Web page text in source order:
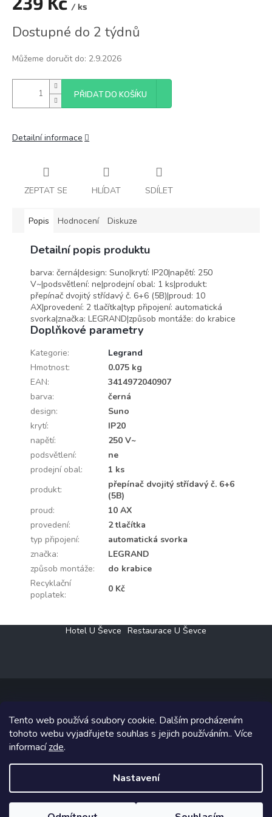
Tento web používá soubory cookie. Dalším procházením
tohoto webu vyjadřujete souhlas s jejich používáním.. Více
informacízde.
Nastavení
/ ks
cena:
Dostupné do 2 týdnů
Můžeme doručit do: 2.9.2026
PŘIDAT DO KOŠÍKU
Detailní informace
ZEPTAT SE HLÍDAT SDÍLET
Popis Hodnocení Diskuze
Detailní popis produktu
barva: černá|design: Suno|krytí: IP20|napětí: 250
V~|podsvětlení: ne|prodejní obal: 1 ks|produkt:
přepínač dvojitý střídavý č. 6+6 (5B)|proud: 10
AX|provedení: 2 tlačítka|typ připojení: automatická
svorka|značka: LEGRAND|způsob montáže: do krabice
Doplňkové parametry
Kategorie:
Legrand
Hmotnost:
0.075 kg
EAN:
3414972040907
barva:
černá
design:
Suno
krytí:
IP20
napětí:
250 V~
podsvětlení:
ne
prodejní obal:
1 ks
produkt:
přepínač dvojitý střídavý č. 6+6
(5B)
proud:
10 AX
provedení:
2 tlačítka
typ připojení:
automatická svorka
značka:
LEGRAND
způsob montáže:
do krabice
Recyklační
poplatek:
0 Kč
Hotel U Ševce Restaurace U Ševce
Copyright 2026Elektro Klesný s.r.o.. Všechna práva vyhrazena.
Grafický návrh vytvořil a na Shoptet implementoval
Shoptetak.cz.
Vytvořil Shoptet